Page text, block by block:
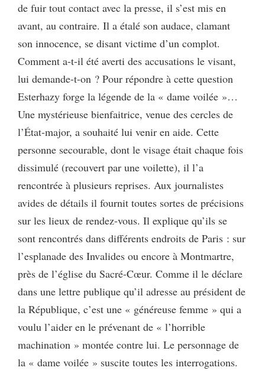
de fuir tout contact avec la presse, il s’est mis en
avant, au contraire. Il a étalé son audace, clamant
son innocence, se disant victime d’un complot.
Comment a-t-il été averti des accusations le visant,
lui demande-t-on ? Pour répondre à cette question
Esterhazy forge la légende de la « dame voilée »…
Une mystérieuse bienfaitrice, venue des cercles de
l’État-major, a souhaité lui venir en aide. Cette
personne secourable, dont le visage était chaque fois
dissimulé (recouvert par une voilette), il l’a
rencontrée à plusieurs reprises. Aux journalistes
avides de détails il fournit toutes sortes de précisions
sur les lieux de rendez-vous. Il explique qu’ils se
sont rencontrés dans différents endroits de Paris : sur
l’esplanade des Invalides ou encore à Montmartre,
près de l’église du Sacré-Cœur. Comme il le déclare
dans une lettre publique qu’il adresse au président de
la République, c’est une « généreuse femme » qui a
voulu l’aider en le prévenant de « l’horrible
machination » montée contre lui. Le personnage de
la « dame voilée » suscite toutes les interrogations.